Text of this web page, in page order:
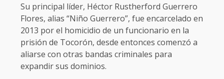
Su principal líder, Héctor Rustherford Guerrero
Flores, alias “Niño Guerrero”, fue encarcelado en
2013 por el homicidio de un funcionario en la
prisión de Tocorón, desde entonces comenzó a
aliarse con otras bandas criminales para
expandir sus dominios.